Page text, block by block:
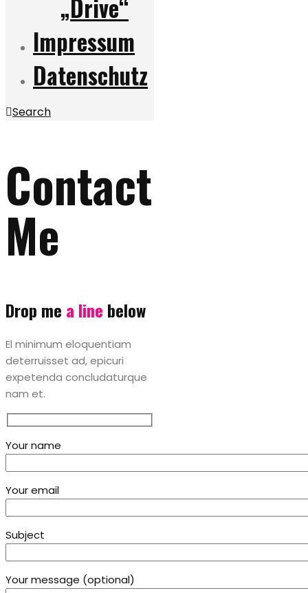
„Drive“
Impressum
Datenschutz
Search
Contact
Me
Drop me a line below
El minimum eloquentiam
deterruisset ad, epicuri
expetenda concludaturque
nam et.
Your name
Your email
Subject
Your message (optional)